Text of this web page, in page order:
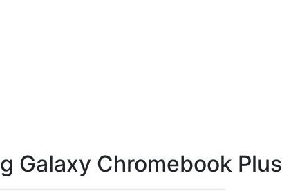
Galaxy Chromebook Plus